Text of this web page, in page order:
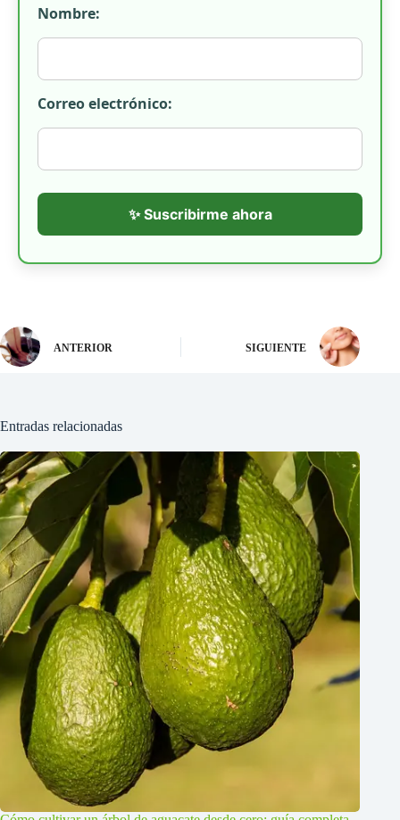
Nombre:
Correo electrónico:
✨ Suscribirme ahora
ANTERIOR SIGUIENTE
Entradas relacionadas